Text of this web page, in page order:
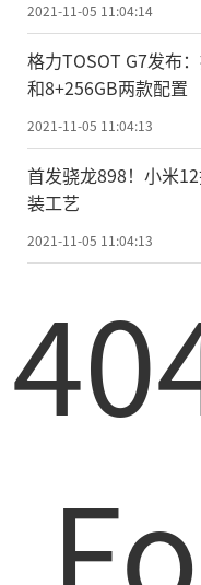
2021-11-05 11:04:14
格力TOSOT G7发布
和8+256GB两款配置
2021-11-05 11:04:13
首发骁龙898！小米
装工艺
2021-11-05 11:04:13